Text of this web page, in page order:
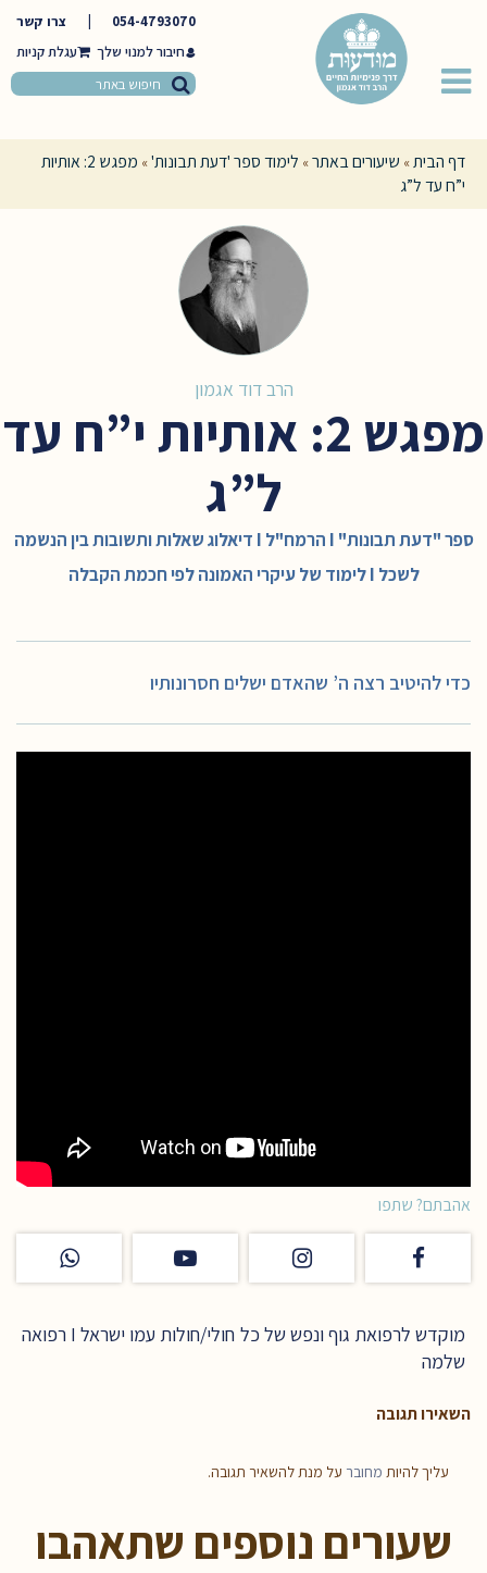
054-4793070
צרו קשר
חיבור למנוי שלך
דף הבית» שיעורים באתר» לימוד ספר 'דעת תבונות'»
מפגש 2: אותיות
י”ח עד ל”ג
הרב דוד אגמון
מפגש 2: אותיות י”ח עד
ל”ג
ספר "דעת תבונות" I הרמח"ל I דיאלוג שאלות ותשובות בין הנשמה
לשכל I לימוד של עיקרי האמונה לפי חכמת הקבלה
כדי להיטיב רצה ה’ שהאדם ישלים חסרונותיו
אהבתם? שתפו
מוקדש לרפואת גוף ונפש של כל חולי/חולות עמו ישראל I רפואה
שלמה
השאירו תגובה
עליך להיות מחובר על מנת להשאיר תגובה.
שעורים נוספים שתאהבו